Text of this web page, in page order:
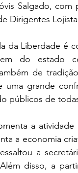
Salgado,
Dirigentes
da Liberdade é
do estado
de
uma grande
públicos de
a
a economia
a
disso, a